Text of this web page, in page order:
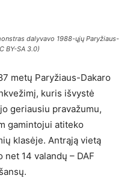
dalyvavo 1988-ųjų Paryžiaus-
BY-SA 3.0)
metų Paryžiaus-Dakaro
kuris išvystė
geriausiu pravažumu,
gamintojui atiteko
klasėje. Antrąją vietą
14 valandų – DAF